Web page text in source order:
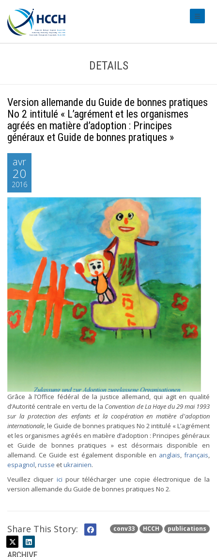
DETAILS
Version allemande du Guide de bonnes pratiques
No 2 intitulé « L’agrément et les organismes
agréés en matière d’adoption : Principes
généraux et Guide de bonnes pratiques »
avr
20
2016
Grâce à l’Office fédéral de la justice allemand, qui agit en qualité
d’Autorité centrale en vertu de la Convention de La Haye du 29 mai 1993
sur la protection des enfants et la coopération en matière d'adoption
internationale, le Guide de bonnes pratiques No 2 intitulé « L’agrément
et les organismes agréés en matière d’adoption : Principes généraux
et Guide de bonnes pratiques » est désormais disponible en
allemand. Ce Guide est également disponible en anglais, français,
espagnol,russe etukrainien.
Veuillez cliquer ici pour télécharger une copie électronique de la
version allemande du Guide de bonnes pratiques No 2.
conv33 HCCH publications
Share This Story:
ARCHIVE